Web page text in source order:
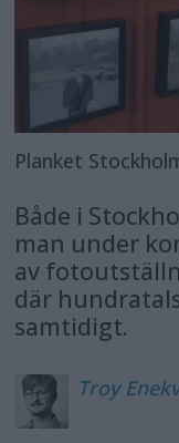
Planket
Både i
man under
av
där
samtidigt.
Troy